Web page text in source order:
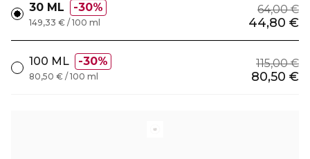
30 ML 30% 64,00 €
44,80 €
149,33 € / 100 ml
100 ML 30% 115,00 €
80,50 €
80,50 € / 100 ml